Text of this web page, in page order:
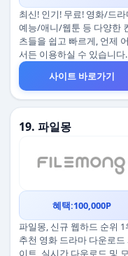
최신! 인기! 무료! 영화/드
예능/애니/웹툰 등 다양한
츠들을 쉽고 빠르게, 언제
서든 이용하실 수 있습니다.
사이트 바로가기
19. 파일몽
혜택:100,000P
파일몽, 신규 웹하드 순위 1
추천 영화 드라마 다운로드
이트, 실시간 다운로드 및